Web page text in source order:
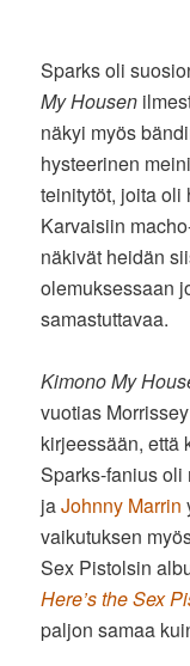
Sparks oli
My Housen
näkyi myös
hysteerinen
teinitytöt, joita oli
Karvaisiin
näkivät heidän
olemuksessaan
samastuttavaa.
Kimono My
vuotias
kirjeessään, että
Sparks-fanius oli
jaJohnny Marrin
vaikutuksen
Sex Pistolsin
Here’s the Sex
paljon samaa